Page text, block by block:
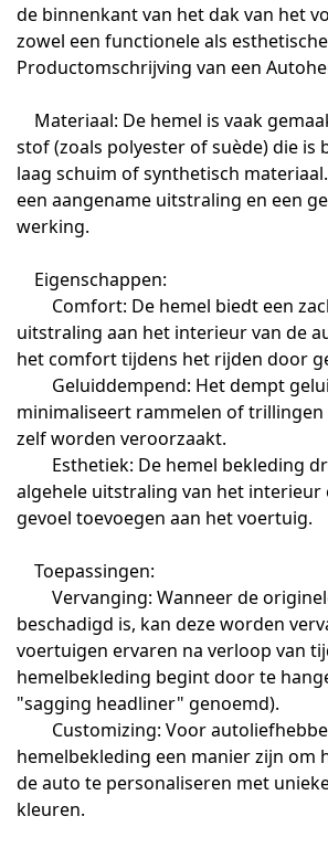
de binnenkant van het dak van het
zowel een functionele als
Productomschrijving van een
Materiaal: De hemel is vaak
stof (zoals polyester of suède) die is
laag schuim of synthetisch
een aangename uitstraling en een
werking.
Eigenschappen:
Comfort: De hemel biedt een
uitstraling aan het interieur van de
het comfort tijdens het rijden door
Geluiddempend: Het dempt
minimaliseert rammelen of
zelf worden veroorzaakt.
Esthetiek: De hemel bekleding
algehele uitstraling van het interieur
gevoel toevoegen aan het voertuig.
Toepassingen:
Vervanging: Wanneer de
beschadigd is, kan deze worden
voertuigen ervaren na verloop van
hemelbekleding begint door te
"sagging headliner" genoemd).
Customizing: Voor
hemelbekleding een manier zijn om
de auto te personaliseren met
kleuren.